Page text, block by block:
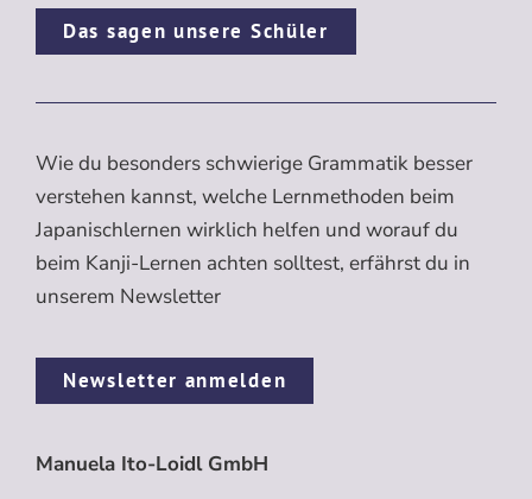
Das sagen unsere Schüler
Wie du besonders schwierige Grammatik besser
verstehen kannst, welche Lernmethoden beim
Japanischlernen wirklich helfen und worauf du
beim Kanji-Lernen achten solltest, erfährst du in
unserem Newsletter
Newsletter anmelden
Manuela Ito-Loidl GmbH